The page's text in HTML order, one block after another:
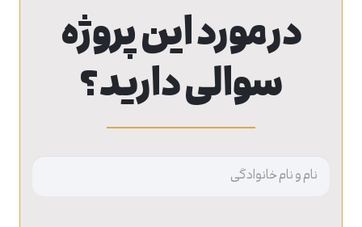
در مورد این پروژه
سوالی دارید؟